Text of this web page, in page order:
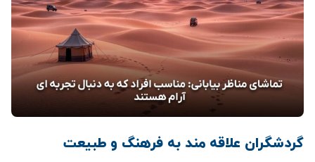
گردشگران علاقه‌ مند به فرهنگ و طبیعت